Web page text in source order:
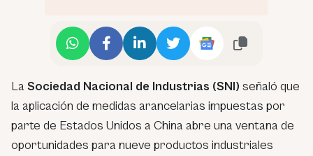
La Sociedad Nacional de Industrias (SNI) señaló que
la aplicación de medidas arancelarias impuestas por
parte de Estados Unidos a China abre una ventana de
oportunidades para nueve productos industriales